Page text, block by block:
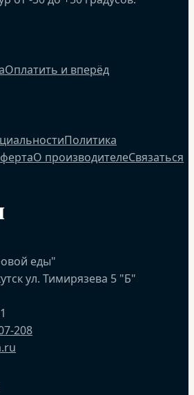
Оплатить и вперёд
Политика
О производителеСвязаться
еды"
ул. Тимирязева 5 "Б"
208